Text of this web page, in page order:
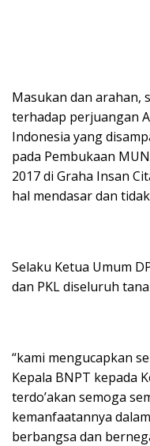
Masukan dan arahan,
terhadap perjuangan
Indonesia yang
pada Pembukaan
2017 di Graha Insan
hal mendasar dan
Selaku Ketua Umum
dan PKL diseluruh
“kami mengucapkan
Kepala BNPT kepada
terdo’akan semoga
kemanfaatannya
berbangsa dan